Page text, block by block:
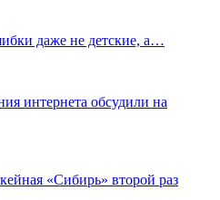
даже не детские, а…
интернета обсудили на
«Сибирь» второй раз